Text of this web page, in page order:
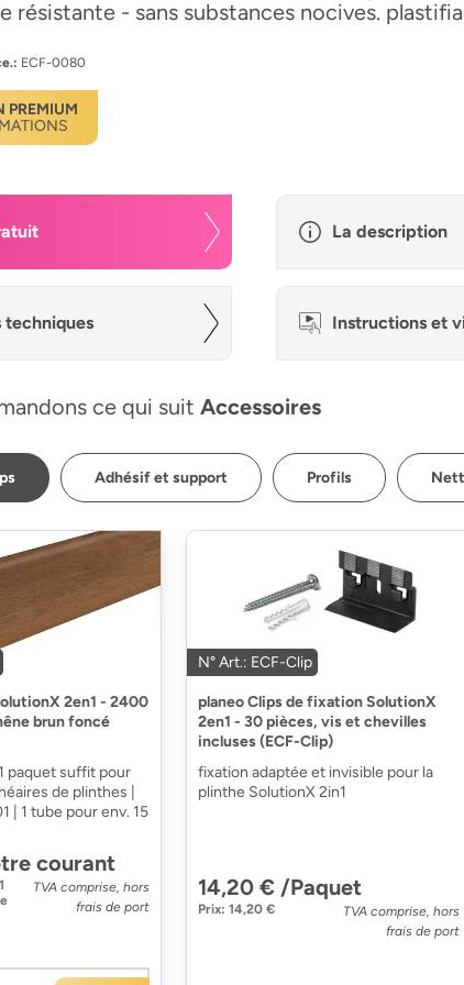
résistante - sans substances nocives.
ECF-0080
PREMIUM
La description
techniques Instructions et
ce qui suit Accessoires
Adhésif et support Profils
2en1 - 2400
brun foncé
paquet suffit pour
de plinthes |
| 1 tube pour env. 15
courant
1
TVA comprise, hors
frais de port
N° Art.: ECF-Clip
planeo Clips de fixation SolutionX
2en1 - 30 pièces, vis et chevilles
incluses (ECF-Clip)
fixation adaptée et invisible pour la
plinthe SolutionX 2in1
14,20 € /Paquet
Prix: 14,20 €
TVA comprise, hors
frais de port